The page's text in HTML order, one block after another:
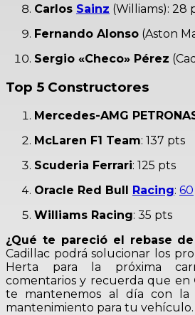
Carlos Sainz (Williams): 28
Fernando Alonso (Aston
Sergio «Checo» Pérez
Top 5 Constructores
Mercedes-AMG
McLaren F1 Team: 137 pts
Scuderia Ferrari: 125 pts
Oracle Red Bull Racing: 60
Williams Racing: 35 pts
¿Qué te pareció el rebase de
Cadillac podrá solucionar los
Herta para la próxima
comentarios y recuerda que en
te mantenemos al día con la
mantenimiento para tu vehículo.